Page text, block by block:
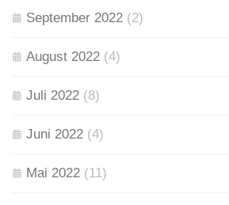
September 2022 (2)
August 2022 (4)
Juli 2022 (8)
Juni 2022 (4)
Mai 2022 (11)